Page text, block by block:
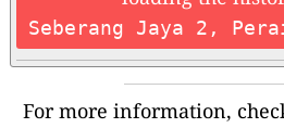
Seberang Jaya 2,
For more information,